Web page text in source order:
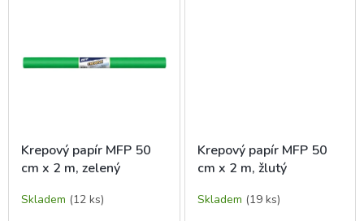
Krepový papír MFP 50
cm x 2 m, zelený
Skladem (12 ks)
Krepový papír MFP 50
cm x 2 m, žlutý
Skladem (19 ks)